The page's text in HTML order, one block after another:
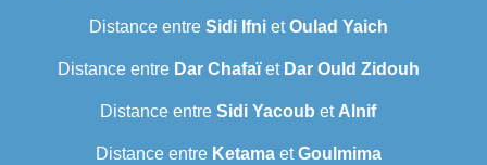
Distance entre Sidi IfnietOulad Yaich
Distance entre Dar Chafaïet Dar Ould Zidouh
Distance entre Sidi Yacoub et Alnif
Distance entre KetamaetGoulmima